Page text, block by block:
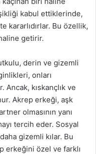
kabul ettiklerinde,
kararlıdırlar. Bu özellik,
getirir.
derin ve gizemli
onları
kıskançlık ve
Akrep erkeği, aşk
olmasının yanı
tercih eder. Sosyal
gizemli kılar. Bu
erkeğini özel ve farklı